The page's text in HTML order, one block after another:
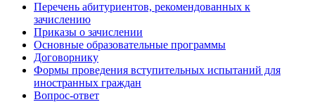
Перечень абитуриентов, рекомендованных к
зачислению
Приказы о зачислении
Основные образовательные программы
Договорнику
Формы проведения вступительных испытаний для
иностранных граждан
Вопрос-ответ